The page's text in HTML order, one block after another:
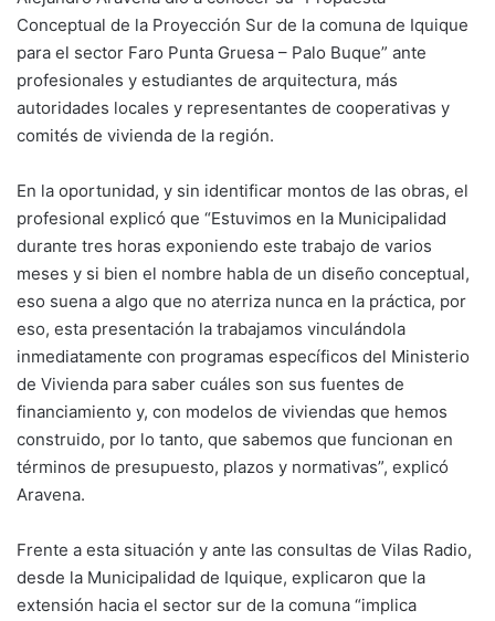
Conceptual de la Proyección Sur de la comuna de Iquique
para el sector Faro Punta Gruesa – Palo Buque” ante
profesionales y estudiantes de arquitectura, más
autoridades locales y representantes de cooperativas y
comités de vivienda de la región.
En la oportunidad, y sin identificar montos de las obras, el
profesional explicó que “Estuvimos en la Municipalidad
durante tres horas exponiendo este trabajo de varios
meses y si bien el nombre habla de un diseño conceptual,
eso suena a algo que no aterriza nunca en la práctica, por
eso, esta presentación la trabajamos vinculándola
inmediatamente con programas específicos del Ministerio
de Vivienda para saber cuáles son sus fuentes de
financiamiento y, con modelos de viviendas que hemos
construido, por lo tanto, que sabemos que funcionan en
términos de presupuesto, plazos y normativas”, explicó
Aravena.
Frente a esta situación y ante las consultas de Vilas Radio,
desde la Municipalidad de Iquique, explicaron que la
extensión hacia el sector sur de la comuna “implica